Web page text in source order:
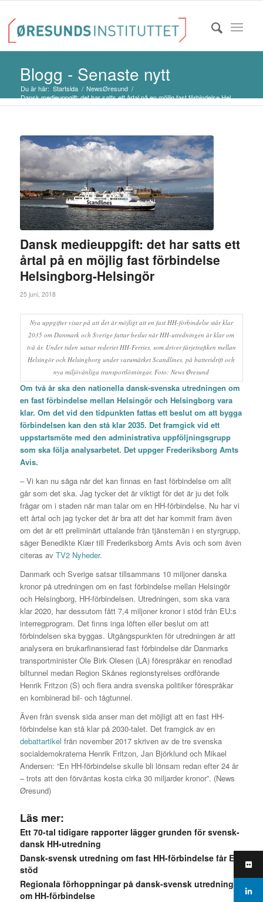
Blogg - Senaste nytt
Du är här: Startsida / NewsØresund /
Dansk medieuppgift: det har satts ett årtal på en möjlig fast förbindelse Hel...
Dansk medieuppgift: det har satts ett
årtal på en möjlig fast förbindelse
Helsingborg-Helsingör
25 juni, 2018
Nya uppgifter visar på att det är möjligt att en fast HH-förbindelse står klar
2035 om Danmark och Sverige fattar beslut när HH-utredningen är klar om
två år. Under tiden satsar rederiet HH-Ferries, som driver färjetrafiken mellan
Helsingör och Helsingborg under varumärket Scandlines, på batteridrift och
nya miljövänliga transportlösningar. Foto: News Øresund
Om två år ska den nationella dansk-svenska utredningen om
en fast förbindelse mellan Helsingör och Helsingborg vara
klar. Om det vid den tidpunkten fattas ett beslut om att bygga
förbindelsen kan den stå klar 2035. Det framgick vid ett
uppstartsmöte med den administrativa uppföljningsgrupp
som ska följa analysarbetet. Det uppger Frederiksborg Amts
Avis.
– Vi kan nu säga när det kan finnas en fast förbindelse om allt
går som det ska. Jag tycker det är viktigt för det är ju det folk
frågar om i staden när man talar om en HH-förbindelse. Nu har vi
ett årtal och jag tycker det är bra att det har kommit fram även
om det är ett preliminärt uttalande från tjänstemän i en styrgrupp,
säger Benedikte Kiær till Frederiksborg Amts Avis och som även
citeras av TV2 Nyheder.
Danmark och Sverige satsar tillsammans 10 miljoner danska
kronor på utredningen om en fast förbindelse mellan Helsingör
och Helsingborg, HH-förbindelsen. Utredningen, som ska vara
klar 2020, har dessutom fått 7,4 miljoner kronor i stöd från EU:s
interregprogram. Det finns inga löften eller beslut om att
förbindelsen ska byggas. Utgångspunkten för utredningen är att
analysera en brukarfinansierad fast förbindelse där Danmarks
transportminister Ole Birk Olesen (LA) förespråkar en renodlad
biltunnel medan Region Skånes regionstyrelses ordförande
Henrik Fritzon (S) och flera andra svenska politiker förespråkar
en kombinerad bil- och tågtunnel.
Även från svensk sida anser man det möjligt att en fast HH-
förbindelse kan stå klar på 2030-talet. Det framgick av en
debattartikel från november 2017 skriven av de tre svenska
socialdemokraterna Henrik Fritzon, Jan Björklund och Mikael
Andersen: “En HH-förbindelse skulle bli lönsam redan efter 24 år
– trots att den förväntas kosta cirka 30 miljarder kronor”. (News
Øresund)
Läs mer:
Ett 70-tal tidigare rapporter lägger grunden för svensk-
dansk HH-utredning
Dansk-svensk utredning om fast HH-förbindelse får EU-
stöd
Regionala förhoppningar på dansk-svensk utredning
om HH-förbindelse